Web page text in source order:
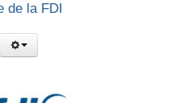
de la FDI